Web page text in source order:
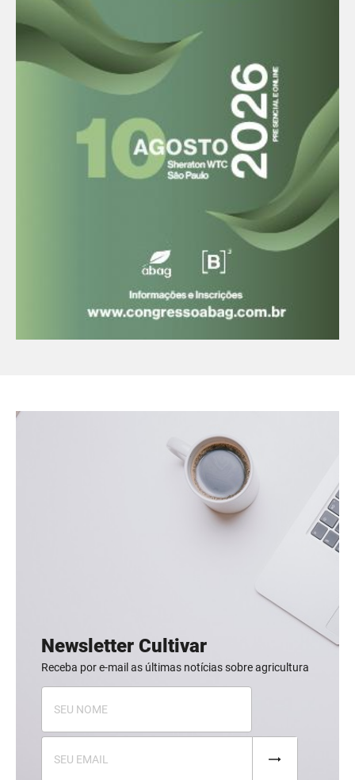
Newsletter Cultivar
Receba por e-mail as últimas notícias sobre agricultura